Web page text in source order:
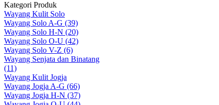
Kategori Produk
Wayang Kulit Solo
Wayang Solo A-G (39)
Wayang Solo H-N (20)
Wayang Solo O-U (42)
Wayang Solo V-Z (6)
Wayang Senjata dan Binatang
(11)
Wayang Kulit Jogja
Wayang Jogja A-G (66)
Wayang Jogja H-N (37)